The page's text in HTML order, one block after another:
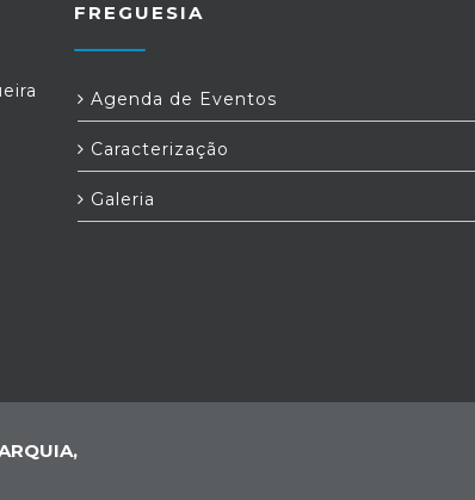
FREGUESIA
Agenda de Eventos
Caracterização
Galeria